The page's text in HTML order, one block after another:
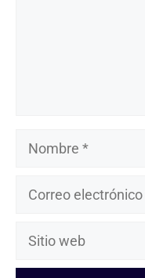
Nombre
Sitio